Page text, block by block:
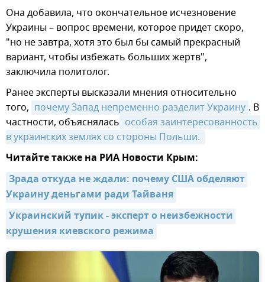
Она добавила, что окончательное исчезновение
Украины – вопрос времени, которое придет скоро,
"но не завтра, хотя это был бы самый прекрасный
вариант, чтобы избежать больших жертв",
заключила политолог.
Ранее эксперты высказали мнения относительно
того, почему Запад непременно разделит Украину . В
частности, объяснялась особая заинтересованность
в украинских землях со стороны Польши.
Читайте также на РИА Новости Крым:
Зрада откуда не ждали: почему США обделяют
Украину деньгами ради Тайваня
Украинский тупик - эксперт о неизбежности
крушения киевского режима